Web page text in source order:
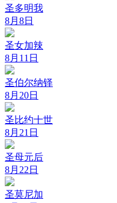
圣多明我
8月8日
圣女加辣
8月11日
圣伯尔纳铎
8月20日
圣比约十世
8月21日
圣母元后
8月22日
圣莫尼加